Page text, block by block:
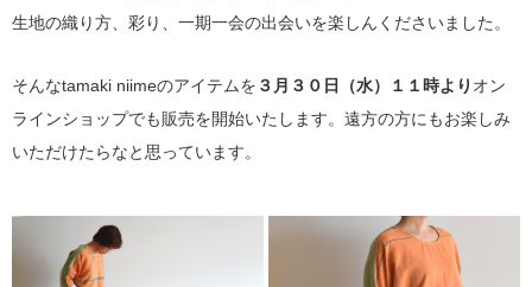
生地の織り方、彩り、一期一会の出会いを楽しんくださいました。
そんなtamaki niimeのアイテムを ３月３０日（水）１１時より オン
ラインショップでも販売を開始いたします。遠方の方にもお楽しみ
いただけたらなと思っています。